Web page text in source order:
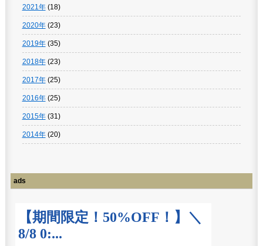
2021年(18)
2020年(23)
2019年(35)
2018年(23)
2017年(25)
2016年(25)
2015年(31)
2014年(20)
ads